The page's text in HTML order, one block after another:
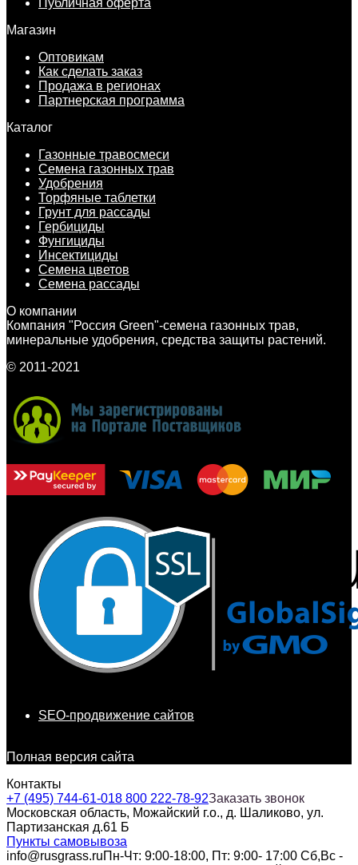
Магазин
Оптовикам
Как сделать заказ
Продажа в регионах
Партнерская программа
Каталог
Газонные травосмеси
Семена газонных трав
Удобрения
Торфяные таблетки
Грунт для рассады
Гербициды
Фунгициды
Инсектициды
Семена цветов
Семена рассады
О компании
Компания "Россия Green"-семена газонных трав,
минеральные удобрения, средства защиты растений.
© 2011-2021
SEO-продвижение сайтов
Полная версия сайта
Контакты
+7 (495) 744-61-018 800 222-78-92Заказать звонок
Московская область, Можайский г.о., д. Шаликово, ул.
Партизанская д.61 Б
Пункты самовывоза
info@rusgrass.ruПн-Чт: 9:00-18:00, Пт: 9:00- 17:00 Сб,Вс -